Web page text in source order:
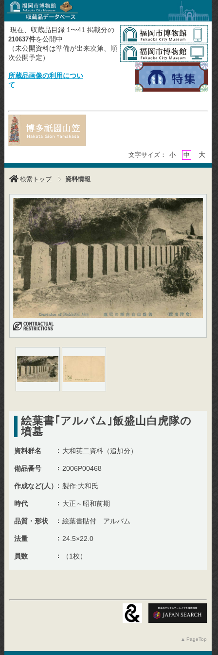
現在、収蔵品目録 1〜41 掲載分の
210637件を公開中
（未公開資料は準備が出来次第、順
次公開予定）
所蔵品画像の利用につい
て
文字サイズ： 小 中 大
検索トップ 資料情報
絵葉書｢アルバム｣飯盛山白虎隊の
墳墓
資料群名 大和英二資料（追加分）
備品番号 2006P00468
作成など(人） 製作:大和氏
時代 大正～昭和前期
品質・形状 絵葉書貼付 アルバム
法量 24.5×22.0
員数 （1枚）
PageTop